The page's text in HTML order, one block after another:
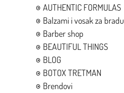
AUTHENTIC FORMULAS
Balzami i vosak za bradu
Barber shop
BEAUTIFUL THINGS
BLOG
BOTOX TRETMAN
Brendovi